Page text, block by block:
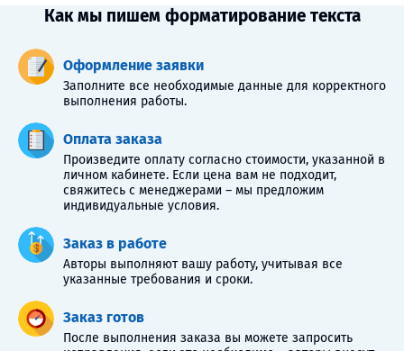
Как мы пишем форматирование текста
Оформление заявки
Заполните все необходимые данные для корректного
выполнения работы.
Оплата заказа
Произведите оплату согласно стоимости, указанной в
личном кабинете. Если цена вам не подходит,
свяжитесь с менеджерами – мы предложим
индивидуальные условия.
Заказ в работе
Авторы выполняют вашу работу, учитывая все
указанные требования и сроки.
Заказ готов
После выполнения заказа вы можете запросить